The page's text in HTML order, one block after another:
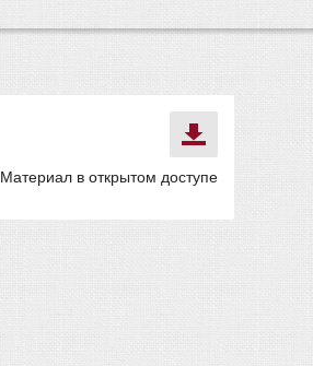
Материал в открытом доступе